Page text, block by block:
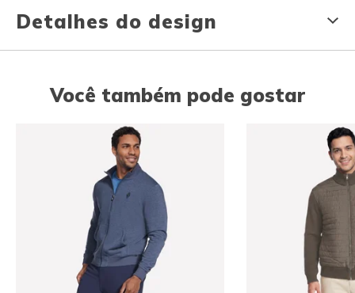
Detalhes do design
Você também pode gostar